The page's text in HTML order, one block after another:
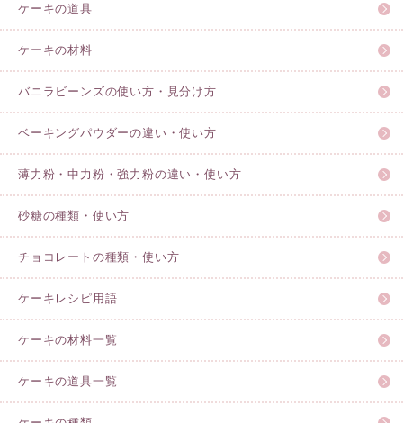
ケーキの道具
ケーキの材料
バニラビーンズの使い方・見分け方
ベーキングパウダーの違い・使い方
薄力粉・中力粉・強力粉の違い・使い方
砂糖の種類・使い方
チョコレートの種類・使い方
ケーキレシピ用語
ケーキの材料一覧
ケーキの道具一覧